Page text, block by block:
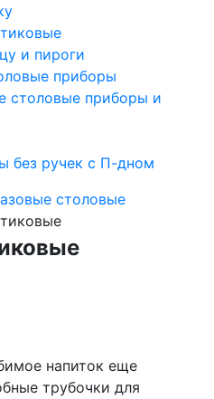
и пироги
приборы
столовые приборы и
без ручек с П-дном
столовые
напиток еще
трубочки для